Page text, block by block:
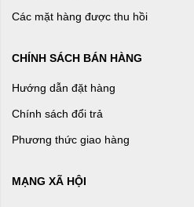
Các mặt hàng được thu hồi
CHÍNH SÁCH BÁN HÀNG
Hướng dẫn đặt hàng
Chính sách đổi trả
Phương thức giao hàng
MẠNG XÃ HỘI